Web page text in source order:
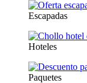
Escapadas
Hoteles
Paquetes